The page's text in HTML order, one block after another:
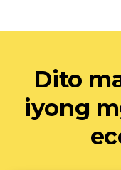
Dito
iyong